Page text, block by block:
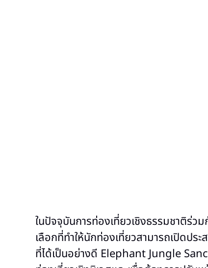
ในปัจจุบันการท่องเที่ยวเชิงธรรมชาติร่ว
เลือกที่ทำให้นักท่องเที่ยวสามารถเปิดปร
ที่ได้เป็นอย่างดี Elephant Jungle